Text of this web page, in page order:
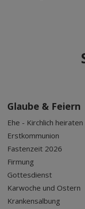
Glaube & Feiern
Ehe - Kirchlich heiraten
Erstkommunion
Fastenzeit 2026
Firmung
Gottesdienst
Karwoche und Ostern
Krankensalbung